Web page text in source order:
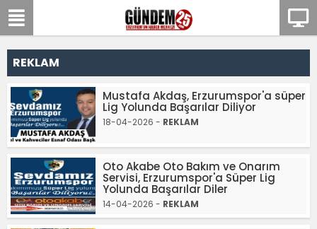
REKLAM
Mustafa Akdaş, Erzurumspor'a süper
Lig Yolunda Başarılar Diliyor
18-04-2026 - REKLAM
Oto Akabe Oto Bakım ve Onarım
Servisi, Erzurumspor'a Süper Lig
Yolunda Başarılar Diler
14-04-2026 - REKLAM